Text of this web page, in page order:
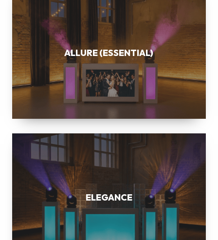
ALLURE (ESSENTIAL)
(ESSENTIAL)
ELEGANCE
ELEGANCE